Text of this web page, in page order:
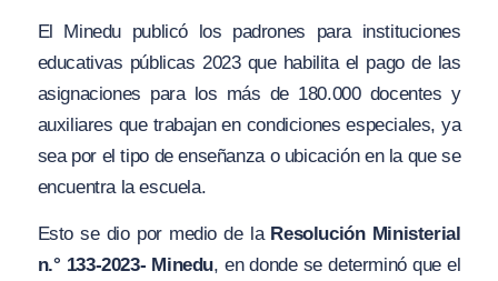
El Minedu publicó los padrones para instituciones
educativas públicas 2023 que habilita el pago de las
asignaciones para los más de 180.000 docentes y
auxiliares que trabajan en condiciones especiales, ya
sea por el tipo de enseñanza o ubicación en la que se
encuentra la escuela.
Esto se dio por medio de la Resolución Ministerial
n.° 133-2023- Minedu, en donde se determinó que el